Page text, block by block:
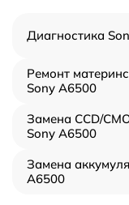
Диагностика
Ремонт
Sony A6500
Замена CCD/
Sony A6500
Замена
A6500